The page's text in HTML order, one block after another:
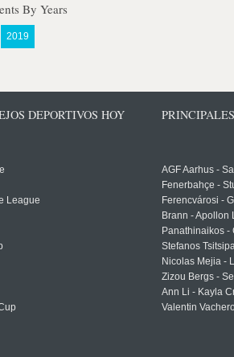
By Years
2019
DEPORTIVOS HOY
League
AGF Aarhus -
Fenerbahçe -
Ferencvárosi -
Brann - Apollon
Panathinaikos -
Stefanos
Nicolas Mejia -
Zizou Bergs -
Ann Li - Kayla
Valentin